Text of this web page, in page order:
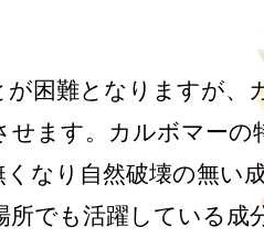
が困難となりますが、
せます。カルボマーの
くなり自然破壊の無い
所でも活躍している成